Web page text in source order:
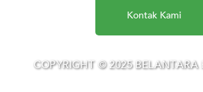
Kontak Kami
COPYRIGHT © 2025